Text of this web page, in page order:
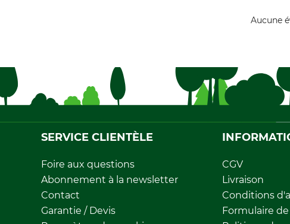
Aucune
SERVICE CLIENTÈLE
Foire aux questions
Abonnement à la newsletter
Contact
Garantie / Devis
CGV
Livraison
Conditions
Formulaire